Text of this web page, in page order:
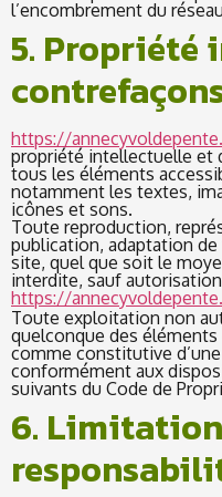
l’encombrement du
5.
https://
propriété intellectuelle et
tous les éléments
notamment les textes,
icônes et sons.
Toute reproduction,
publication, adaptation
site, quel que soit le
interdite, sauf
https://
Toute exploitation non
quelconque des
comme constitutive
conformément aux
suivants du Code de
6.